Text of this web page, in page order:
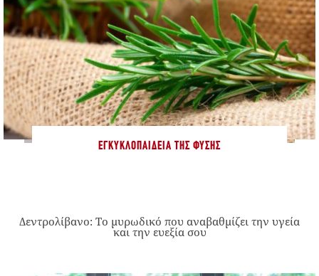
ΕΓΚΥΚΛΟΠΑΊΔΕΙΑ ΤΗΣ ΦΎΣΗΣ
Δεντρολίβανο: Το μυρωδικό που αναβαθμίζει την υγεία
και την ευεξία σου